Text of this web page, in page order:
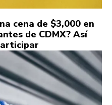
cena de $3,000 en
de CDMX? Así